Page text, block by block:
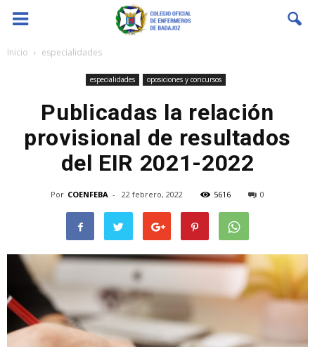
Coenfeba
Inicio especialidades
especialidades oposiciones y concursos
Publicadas la relación
provisional de resultados
del EIR 2021-2022
Por COENFEBA - 22 febrero, 2022 5616 0